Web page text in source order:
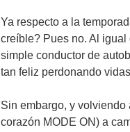
Ya respecto a la
creíble? Pues no. Al
simple conductor de
tan feliz perdonando
Sin embargo, y
corazón MODE ON) a